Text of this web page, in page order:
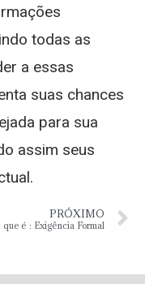
todas as
a essas
suas chances
para sua
assim seus
PRÓXIMO
que é : Exigência Formal